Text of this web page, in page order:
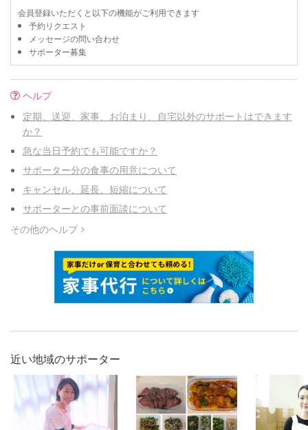
会員登録いただくと以下の機能がご利用できます
予約リクエスト
メッセージの問い合わせ
サポーター募集
ヘルプ
定期、送迎、家事、お泊まり、自宅以外のサポートはできます
か？
急な当日予約でも可能ですか？
サポーター分の食事の用意について
キャンセル、延長、短縮について
サポーターとの事前面談について
その他のヘルプ
近い地域のサポーター